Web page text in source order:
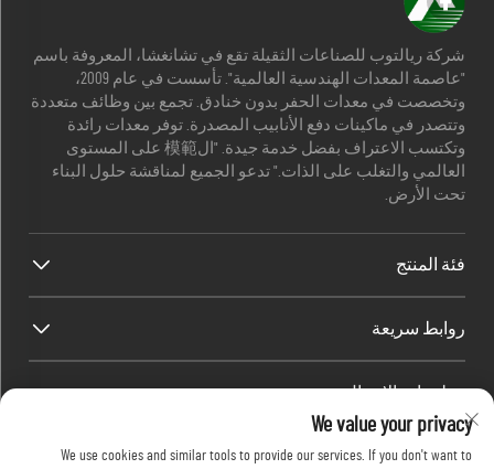
شركة ريالتوب للصناعات الثقيلة تقع في تشانغشا، المعروفة باسم
"عاصمة المعدات الهندسية العالمية". تأسست في عام 2009،
وتخصصت في معدات الحفر بدون خنادق. تجمع بين وظائف متعددة
وتتصدر في ماكينات دفع الأنابيب المصدرة. توفر معدات رائدة
وتكتسب الاعتراف بفضل خدمة جيدة. "ال模範 على المستوى
العالمي والتغلب على الذات." تدعو الجميع لمناقشة حلول البناء
تحت الأرض.
فئة المنتج
روابط سريعة
معلومات الاتصال
Office add : رقم 688، حديقة صناعة شابينغ، منطقة كايفو، مدينة
تشانغشا، مقاطعة هونان، الصين.
We value your privacy
We use cookies and similar tools to provide our services. If you don't want to